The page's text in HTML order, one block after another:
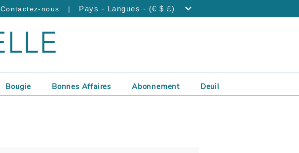
Contactez-nous | Pays - Langues - (€ $ £)
Bougie Bonnes Affaires Abonnement Deuil